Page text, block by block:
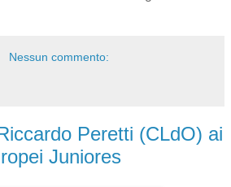
Nessun commento:
Peretti (CLdO) ai
Juniores